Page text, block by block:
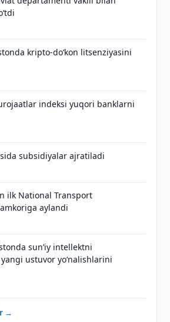
kripto-do‘kon litsenziyasini
indeksi yuqori banklarni
subsidiyalar ajratiladi
ilk National Transport
aylandi
sunʼiy intellektni
ustuvor yoʻnalishlarini
→